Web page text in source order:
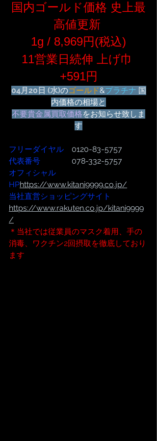
国内ゴールド価格 史上最
高値更新
1g / 8,969円(税込)
11営業日続伸 上げ巾
+591円
04月20日 (水)のゴールド&プラチナ 国
内価格の相場と
不要貴金属買取価格をお知らせ致しま
す
フリーダイヤル 0120-83-5757
代表番号
              078-332-5757
オフィシャル
HPhttps://www.kitani9999.co.jp/
当社直営ショッピングサイト
https://www.rakuten.co.jp/kitani9999
/
＊当社では従業員のマスク着用、手の
消毒、ワクチン2回摂取を徹底しており
ます